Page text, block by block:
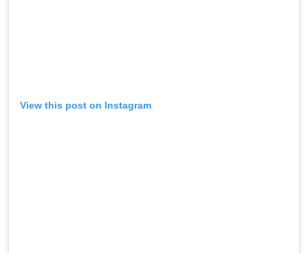
View this post on Instagram